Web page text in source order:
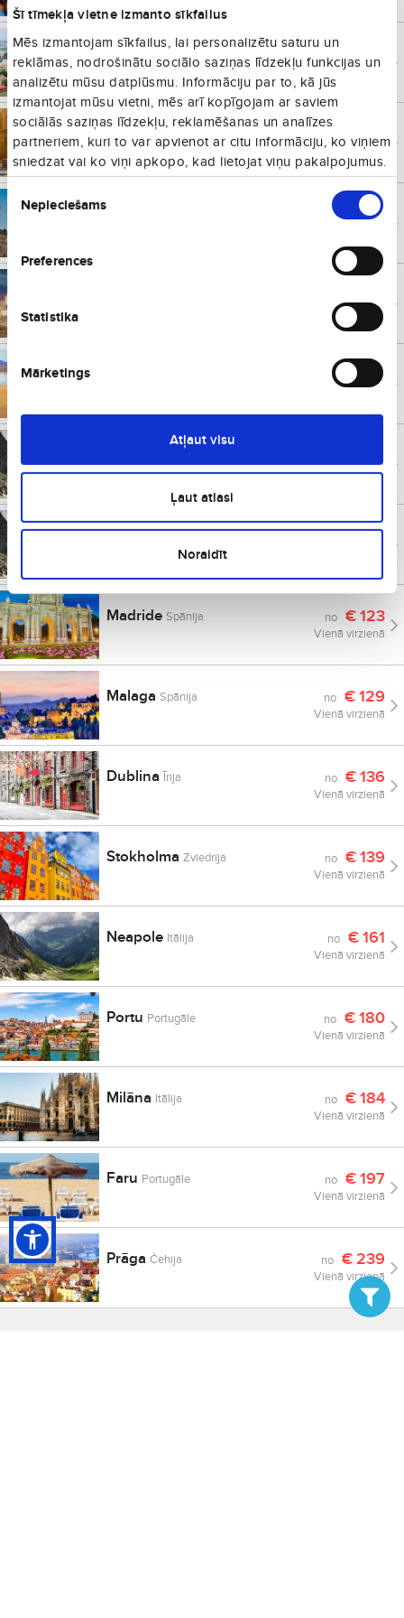
Šī tīmekļa vietne izmanto sīkfailus
Mēs izmantojam sīkfailus, lai personalizētu saturu un
reklāmas, nodrošinātu sociālo saziņas līdzekļu funkcijas un
analizētu mūsu datplūsmu. Informāciju par to, kā jūs
izmantojat mūsu vietni, mēs arī kopīgojam ar saviem
sociālās saziņas līdzekļu, reklamēšanas un analīzes
partneriem, kuri to var apvienot ar citu informāciju, ko viņiem
sniedzat vai ko viņi apkopo, kad lietojat viņu pakalpojumus.
Piekrišanas
izvēleNepieciešams
Preferences
Statistika
Mārketings
Atļaut visu
Ļaut atlasi
Noraidīt
Viļņa no
Vienā virzienā
BarselonaSpānija no € 97
Vienā virzienā
no €98
Vienā virzienā
no € 110
Vienā virzienā
Frankfurte €118
MadrideSpānija no €123
Vienā virzienā
MalagaSpānija no €129
Vienā virzienā
DublinaĪrija no €136
Vienā virzienā
StokholmaZviedrija no €139
Vienā virzienā
Neapole Itālija no €161
Vienā virzienā
Portu Portugāle no €180
Vienā virzienā
Milāna Itālija no €184
Vienā virzienā
Faru Portugāle no €197
Vienā virzienā
PrāgaČehija no € 239
Vienā virzienā